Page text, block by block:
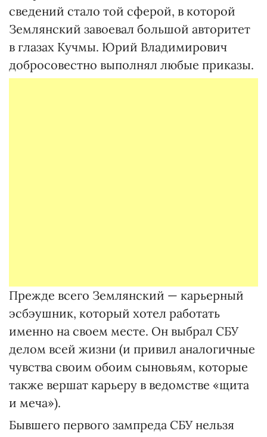
сведений стало той сферой, в которой
Землянский завоевал большой авторитет
в глазах Кучмы. Юрий Владимирович
добросовестно выполнял любые приказы.
Прежде всего Землянский — карьерный
эсбэушник, который хотел работать
именно на своем месте. Он выбрал СБУ
делом всей жизни (и привил аналогичные
чувства своим обоим сыновьям, которые
также вершат карьеру в ведомстве «щита
и меча»).
Бывшего первого зампреда СБУ нельзя